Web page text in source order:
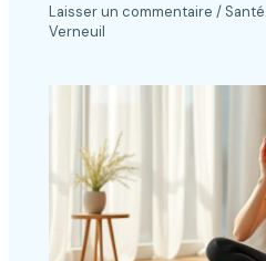
Laisser un commentaire /
Verneuil